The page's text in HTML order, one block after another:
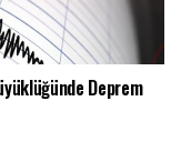
Deprem